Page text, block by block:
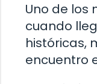
Uno de los
cuando
históricas,
encuentro